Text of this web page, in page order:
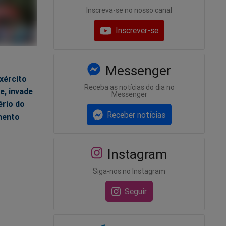
invade
do
Inscreva-se no nosso canal
Inscrever-se
Messenger
Receba as notícias do dia no
Messenger
Receber notícias
Instagram
Siga-nos no Instagram
Seguir